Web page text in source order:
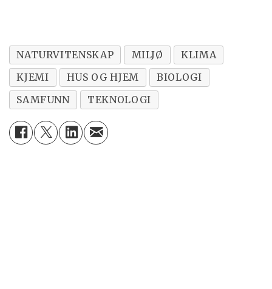
NATURVITENSKAP MILJØ
KLIMA
KJEMI
HUS OG HJEM
BIOLOGI
SAMFUNN
TEKNOLOGI